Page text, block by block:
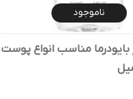
ناموجود
بایودرما مناسب انواع پوست